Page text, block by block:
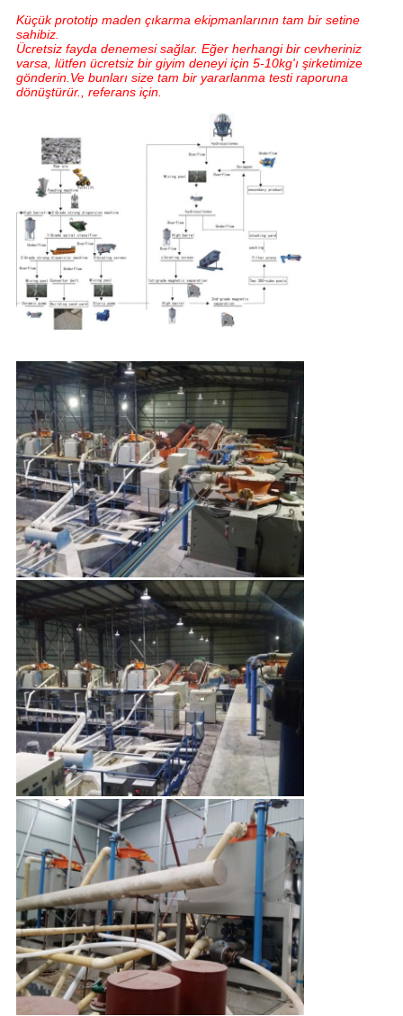
Küçük prototip maden çıkarma ekipmanlarının tam bir setine
sahibiz.
Ücretsiz fayda denemesi sağlar. Eğer herhangi bir cevheriniz
varsa, lütfen ücretsiz bir giyim deneyi için 5-10kg'ı şirketimize
gönderin.Ve bunları size tam bir yararlanma testi raporuna
dönüştürür., referans için.